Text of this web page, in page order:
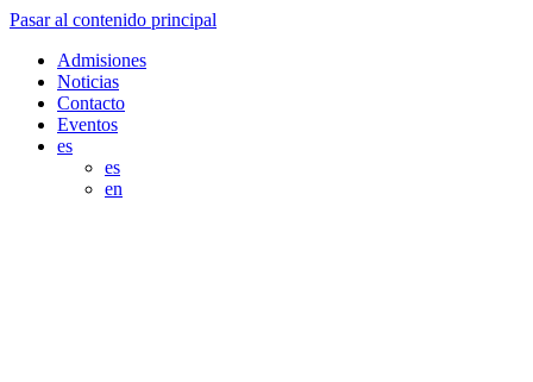
Pasar al contenido principal
Admisiones
Noticias
Contacto
Eventos
es
es
en